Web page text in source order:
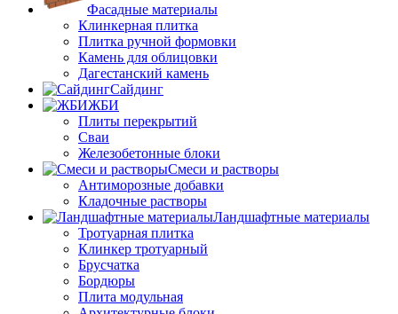
Фасадные материалы
Клинкерная плитка
Плитка ручной формовки
Камень для облицовки
Дагестанский камень
Сайдинг
ЖБИ
Плиты перекрытий
Сваи
Железобетонные блоки
Cмеси и растворы
Антиморозные добавки
Кладочные растворы
Ландшафтные материалы
Тротуарная плитка
Клинкер тротуарный
Брусчатка
Бордюры
Плита модульная